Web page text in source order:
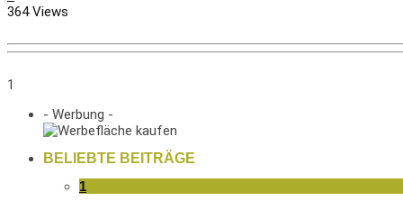
364 Views
1
- Werbung -
BELIEBTE BEITRÄGE
1